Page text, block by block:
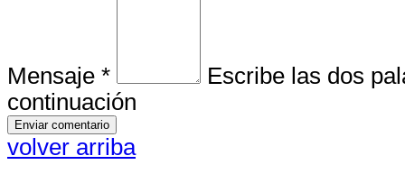
Mensaje *
Escribe las dos
continuación
volver arriba